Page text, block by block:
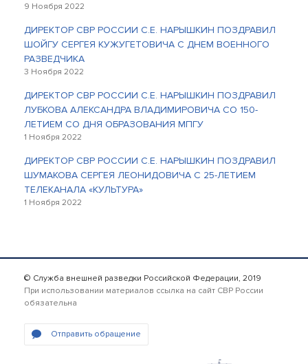
9 Ноября 2022
ДИРЕКТОР СВР РОССИИ С.Е. НАРЫШКИН ПОЗДРАВИЛ
ШОЙГУ СЕРГЕЯ КУЖУГЕТОВИЧА С ДНЕМ ВОЕННОГО
РАЗВЕДЧИКА
3 Ноября 2022
ДИРЕКТОР СВР РОССИИ С.Е. НАРЫШКИН ПОЗДРАВИЛ
ЛУБКОВА АЛЕКСАНДРА ВЛАДИМИРОВИЧА СО 150-
ЛЕТИЕМ СО ДНЯ ОБРАЗОВАНИЯ МПГУ
1 Ноября 2022
ДИРЕКТОР СВР РОССИИ С.Е. НАРЫШКИН ПОЗДРАВИЛ
ШУМАКОВА СЕРГЕЯ ЛЕОНИДОВИЧА С 25-ЛЕТИЕМ
ТЕЛЕКАНАЛА «КУЛЬТУРА»
1 Ноября 2022
© Служба внешней разведки Российской Федерации, 2019
При использовании материалов ссылка на сайт СВР России
обязательна
Отправить обращение